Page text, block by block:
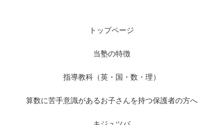
トップページ
当塾の特徴
指導教科（英・国・数・理）
算数に苦手意識があるお子さんを持つ保護者の方へ